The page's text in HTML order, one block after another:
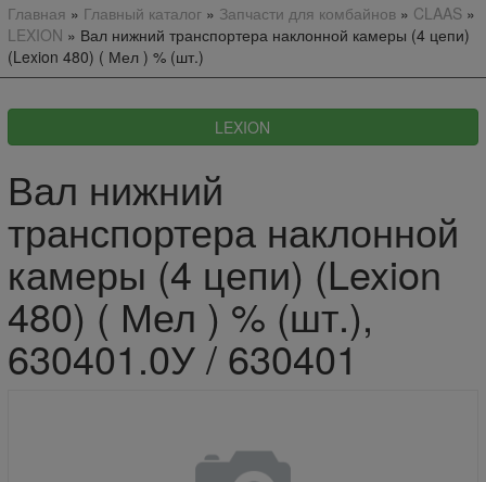
Главная » Главный каталог» Запчасти для комбайнов» CLAAS»
LEXION » Вал нижний транспортера наклонной камеры (4 цепи)
(Lexion 480) ( Мел ) % (шт.)
Вал нижний
транспортера наклонной
камеры (4 цепи) (Lexion
480) ( Мел ) % (шт.),
630401.0У / 630401